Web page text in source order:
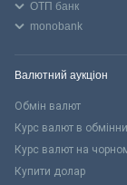
ОТП банк
monobank
Валютний аукціон
Обмін валют
Курс валют в
Курс валют на
Купити долар